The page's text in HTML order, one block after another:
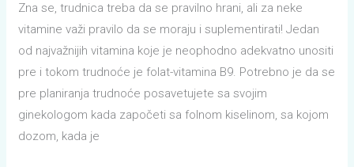
Zna se, trudnica treba da se pravilno hrani, ali za neke
vitamine važi pravilo da se moraju i suplementirati! Jedan
od najvažnijih vitamina koje je neophodno adekvatno unositi
pre i tokom trudnoće je folat-vitamina B9. Potrebno je da se
pre planiranja trudnoće posavetujete sa svojim
ginekologom kada započeti sa folnom kiselinom, sa kojom
dozom, kada je